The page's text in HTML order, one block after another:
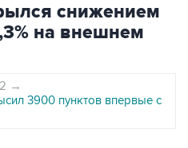
снижением
на внешнем
→
3900 пунктов впервые с